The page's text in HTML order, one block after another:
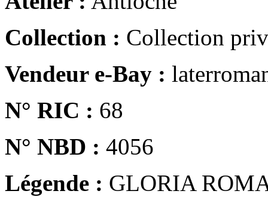
Collection : Collection
Vendeur e-Bay :
N° RIC : 68
N° NBD : 4056
Légende : GLORIA